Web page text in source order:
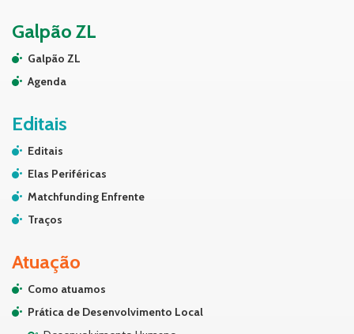
Galpão ZL
Galpão ZL
Agenda
Editais
Editais
Elas Periféricas
Matchfunding Enfrente
Traços
Atuação
Como atuamos
Prática de Desenvolvimento Local